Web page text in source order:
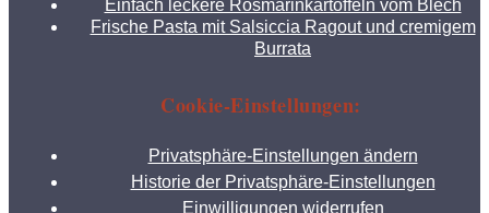
Einfach leckere Rosmarinkartoffeln vom Blech
Frische Pasta mit Salsiccia Ragout und cremigem
Burrata
Cookie-Einstellungen:
Privatsphäre-Einstellungen ändern
Historie der Privatsphäre-Einstellungen
Einwilligungen widerrufen